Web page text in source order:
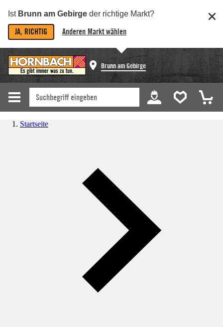
Ist Brunn am Gebirge der richtige Markt?
JA, RICHTIG Anderen Markt wählen
Brunn am Gebirge
Startseite